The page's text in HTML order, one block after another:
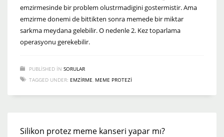
emzirmesinde bir problem olustrmadigini gostermistir. Ama
emzirme donemi de bittikten sonra memede bir miktar
sarkma meydana gelebilir. O nedenle 2. Kez toparlama
operasyonu gerekebilir.
PUBLISHED IN SORULAR
TAGGED UNDER: EMZIRME MEME PROTEZI
Silikon protez meme kanseri yapar mı?